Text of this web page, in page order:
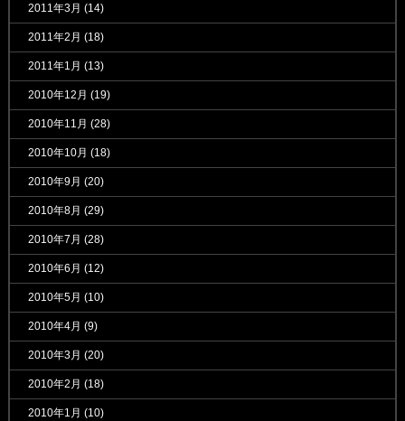
2011年3月 (14)
2011年2月 (18)
2011年1月 (13)
2010年12月 (19)
2010年11月 (28)
2010年10月 (18)
2010年9月 (20)
2010年8月 (29)
2010年7月 (28)
2010年6月 (12)
2010年5月 (10)
2010年4月 (9)
2010年3月 (20)
2010年2月 (18)
2010年1月 (10)